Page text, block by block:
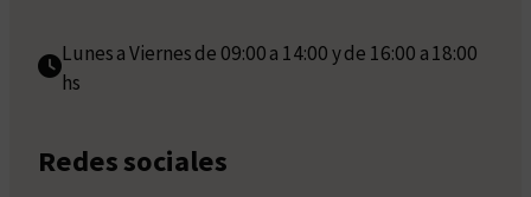
Lunes a Viernes de 09:00 a 14:00 y de 16:00 a 18:00
hs
Redes sociales